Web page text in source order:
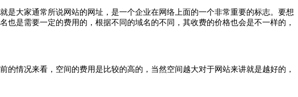
大家通常所说网站的网址，是一个企业在网络上面的一个非常重要的标志。要想
是需要一定的费用的，根据不同的域名的不同，其收费的价格也会是不一样的，
情况来看，空间的费用是比较的高的，当然空间越大对于网站来讲就是越好的，